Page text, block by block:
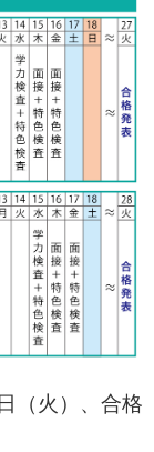
（火）、合格